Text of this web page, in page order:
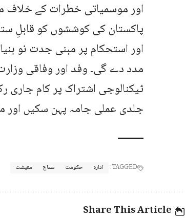
اور موسمیاتی خطرات کے خلاف
پاکستان کی کوششوں کو قابلِ
اور استحکام پر مبنی جدت نو
مدد دے گی۔ وفد اور وفاقی
ٹیکنالوجی اشتراک پر کام جاری
جلدی عملی جامہ پہن سکیں اور
TAGGED: ادارہ حکومت سماج معیشت
Share This Article